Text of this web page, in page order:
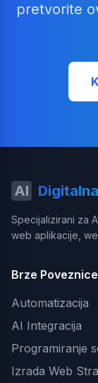
pretvorite
AI
Specijalizirani za
web aplikacije,
Brze Poveznice
Automatizacija
AI Integracija
Programiranje
Izrada Web